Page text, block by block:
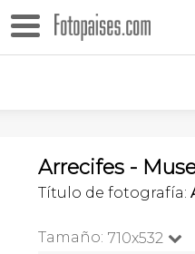
Arrecifes -
Título de fotografía:
Tamaño: 710x532 